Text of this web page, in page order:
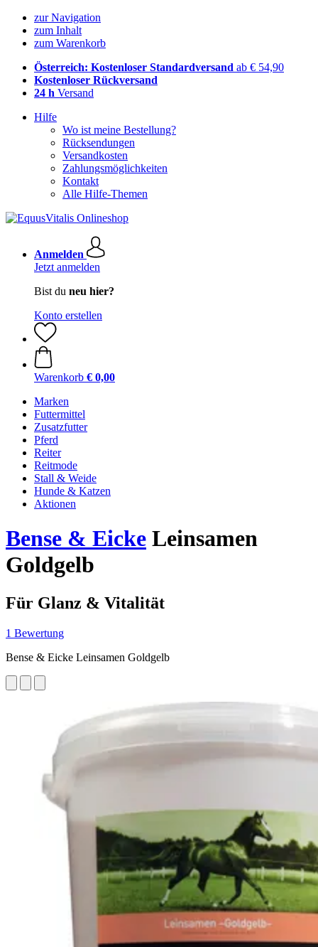
zur Navigation
zum Inhalt
zum Warenkorb
Österreich: Kostenloser Standardversand ab € 54,90
Kostenloser Rückversand
24 h Versand
Hilfe
Wo ist meine Bestellung?
Rücksendungen
Versandkosten
Zahlungsmöglichkeiten
Kontakt
Alle Hilfe-Themen
Anmelden
Jetzt anmelden
Bist du neu hier?
Konto erstellen
Warenkorb € 0,00
Marken
Futtermittel
Zusatzfutter
Pferd
Reiter
Reitmode
Stall & Weide
Hunde & Katzen
Aktionen
Bense & Eicke Leinsamen
Goldgelb
Für Glanz & Vitalität
1 Bewertung
Bense & Eicke Leinsamen Goldgelb